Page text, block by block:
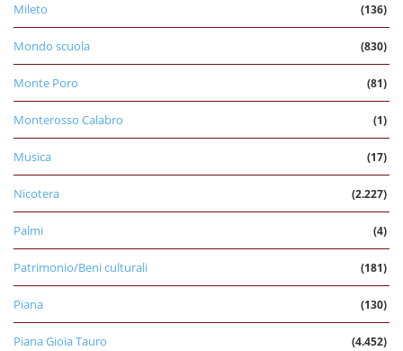
Mileto (136)
Mondo scuola (830)
Monte Poro (81)
Monterosso Calabro (1)
Musica (17)
Nicotera (2.227)
Palmi (4)
Patrimonio/Beni culturali (181)
Piana (130)
Piana Gioia Tauro (4.452)